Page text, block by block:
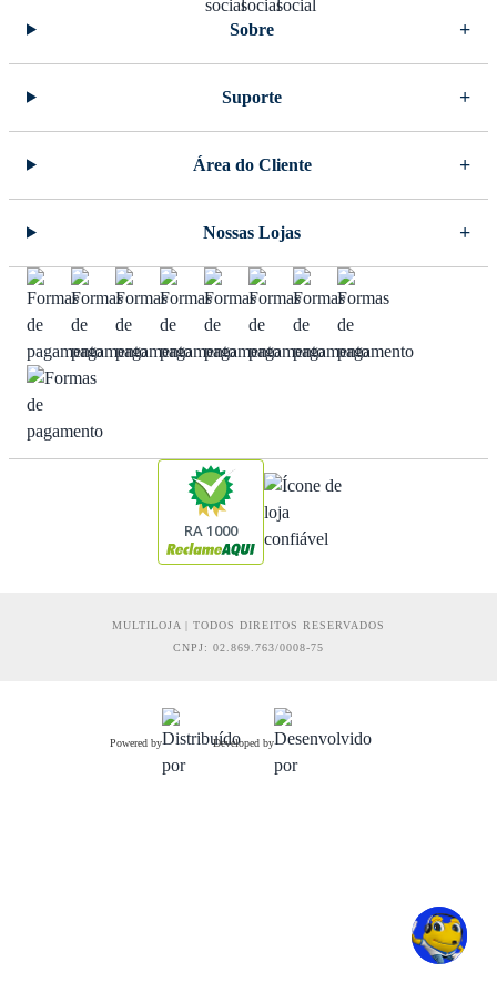
Sobre
Suporte
Área do Cliente
Nossas Lojas
RA 1000
MULTILOJA | TODOS DIREITOS RESERVADOS
CNPJ: 02.869.763/0008-75
Powered by Developed by